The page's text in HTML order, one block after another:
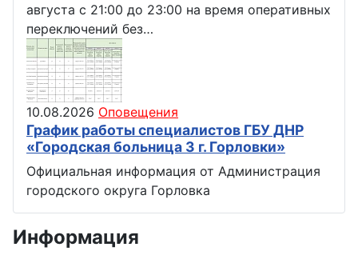
августа с 21:00 до 23:00 на время оперативных
переключений без…
10.08.2026 Оповещения
График работы специалистов ГБУ ДНР
«Городская больница 3 г. Горловки»
Официальная информация от Администрация
городского округа Горловка
Информация